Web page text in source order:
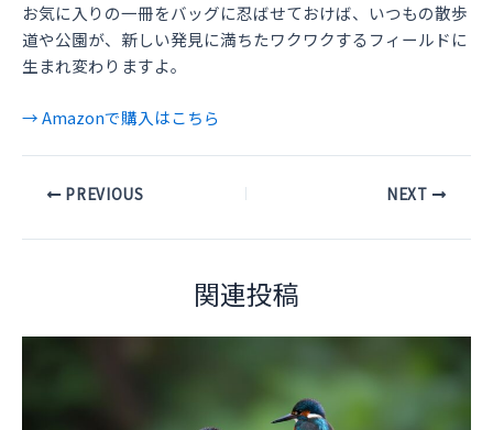
お気に入りの一冊をバッグに忍ばせておけば、いつもの散歩
道や公園が、新しい発見に満ちたワクワクするフィールドに
生まれ変わりますよ。
→ Amazonで購入はこちら
PostPREVIOUS NEXT
関連投稿